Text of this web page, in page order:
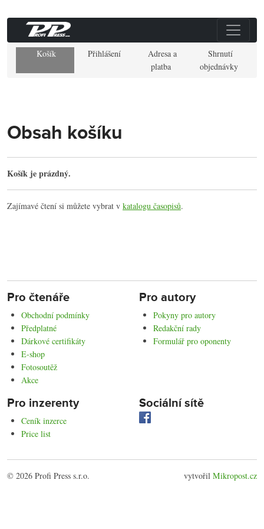
Košík Přihlášení
Adresa a
platba
Shrnutí
objednávky
Obsah košíku
Košík je prázdný.
Zajímavé čtení si můžete vybrat v katalogu časopisů.
Pro čtenáře
Obchodní podmínky
Předplatné
Dárkové certifikáty
E-shop
Fotosoutěž
Akce
Pro autory
Pokyny pro autory
Redakční rady
Formulář pro oponenty
Pro inzerenty
Ceník inzerce
Price list
Sociální sítě
© 2026 Profi Press s.r.o. vytvořil Mikropost.cz